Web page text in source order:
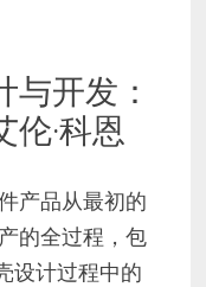
与开发：
伦·科恩
产品从最初的
的全过程，包
设计过程中的